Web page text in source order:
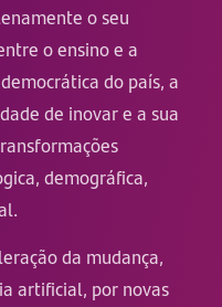
o seu
o ensino e a
do país, a
de inovar e a sua
demográfica,
da mudança,
artificial, por novas